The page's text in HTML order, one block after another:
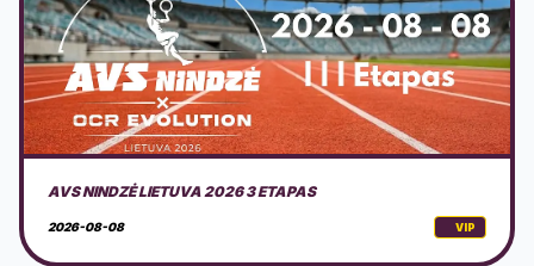
DOVILŲ KURORTO ŠVENTĖ 2026 + PROGRAMA
2026-08-08 VIP